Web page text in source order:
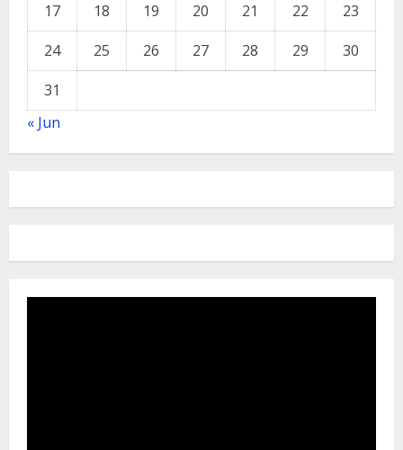
17
18 19 20 21 22
23
24
25 26 27 28 29
30
31
« Jun